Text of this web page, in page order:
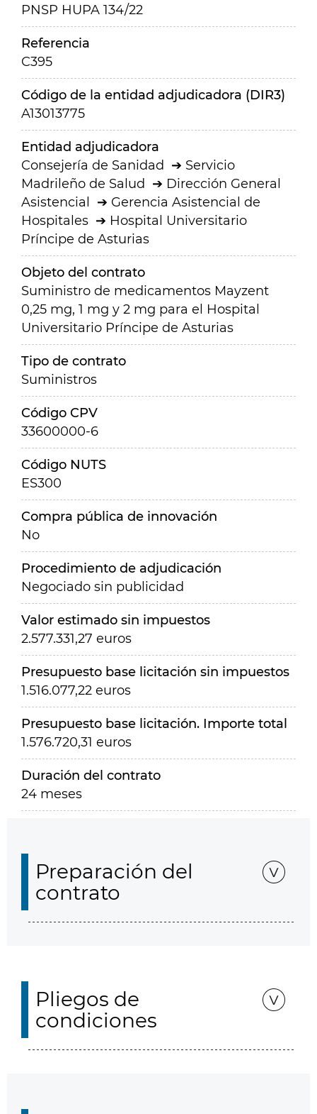
PNSP HUPA 134/22
Referencia
C395
Código de la entidad adjudicadora (DIR3)
A13013775
Entidad adjudicadora
Consejería de Sanidad
Servicio
Madrileño de Salud
Dirección General
Asistencial
Gerencia Asistencial de
Hospitales
Hospital Universitario
Príncipe de Asturias
Objeto del contrato
Suministro de medicamentos Mayzent
0,25 mg, 1 mg y 2 mg para el Hospital
Universitario Príncipe de Asturias
Tipo de contrato
Suministros
Código CPV
33600000-6
Código NUTS
ES300
Compra pública de innovación
No
Procedimiento de adjudicación
Negociado sin publicidad
Valor estimado sin impuestos
2.577.331,27 euros
Presupuesto base licitación sin impuestos
1.516.077,22 euros
Presupuesto base licitación. Importe total
1.576.720,31 euros
Duración del contrato
24 meses
Preparación del
contrato
Pliegos de
condiciones